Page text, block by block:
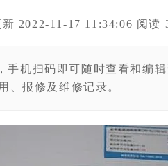
新 2022-11-17 11:34:06 阅读
手机扫码即可随时查看和编
、报修及维修记录。